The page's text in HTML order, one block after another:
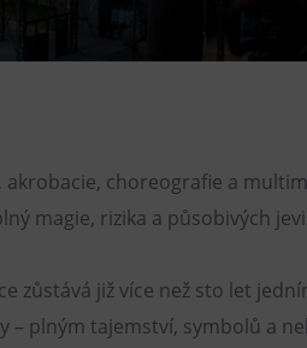
choreografie a
magie, rizika a působivých
zůstává již více než sto let
– plným tajemství, symbolů a